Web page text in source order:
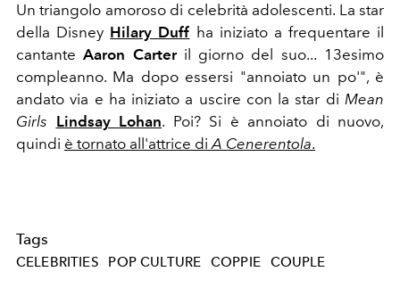
Un triangolo amoroso di celebrità adolescenti. La star
della Disney Hilary Duff ha iniziato a frequentare il
cantanteAaron Carteril giorno del suo... 13esimo
compleanno. Ma dopo essersi "annoiato un po'", è
andato via e ha iniziato a uscire con la star diMean
Girls Lindsay Lohan. Poi? Si è annoiato di nuovo,
quindi è tornato all'attrice diA Cenerentola.
Tags
CELEBRITIES POP CULTURE COPPIE COUPLE